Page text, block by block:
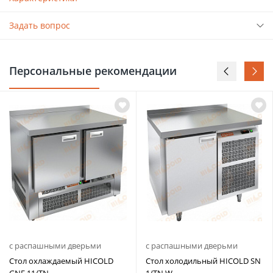
Задать вопрос
Персональные рекомендации
с распашными дверьми
Стол охлаждаемый HICOLD
с распашными дверьми
Стол холодильный HICOLD SN